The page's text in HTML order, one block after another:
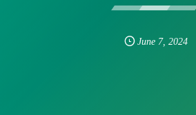
June 7,2024